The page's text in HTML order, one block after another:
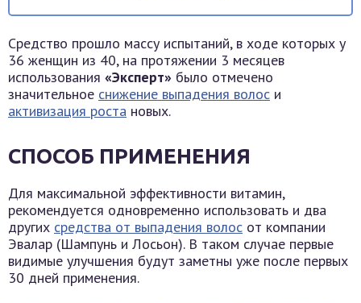
Средство прошло массу испытаний, в ходе которых у
36 женщин из 40, на протяжении 3 месяцев
использования «Эксперт» было отмечено
значительное снижение выпадения волос и
активизация роста новых.
СПОСОБ ПРИМЕНЕНИЯ
Для максимальной эффективности витамин,
рекомендуется одновременно использовать и два
других средства от выпадения волос от компании
Эвалар (Шампунь и Лосьон). В таком случае первые
видимые улучшения будут заметны уже после первых
30 дней применения.